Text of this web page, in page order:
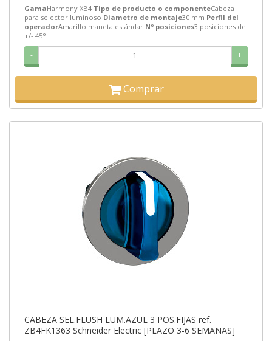
GamaHarmony XB4 Tipo de producto o componenteCabeza
para selector luminoso Diametro de montaje30 mm Perfil del
operadorAmarillo maneta estándar Nº posiciones3 posiciones de
+/- 45°
- +
Comprar
CABEZA SEL.FLUSH LUM.AZUL 3 POS.FIJAS ref.
ZB4FK1363 Schneider Electric [PLAZO 3-6 SEMANAS]